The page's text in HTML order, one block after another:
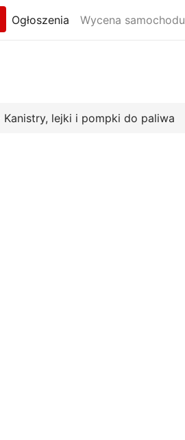
Ogłoszenia Wycena samochodu
Kanistry, lejki i pompki do paliwa